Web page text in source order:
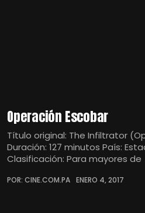
Operación Escobar
Título original: The Infiltrator
Duración: 127 minutos País:
Clasificación: Para mayores de
POR: CINE.COM.PA ENERO 4, 2017